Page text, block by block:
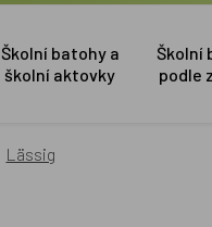
Školní batohy a
školní aktovky
Školní
podle
Lässig